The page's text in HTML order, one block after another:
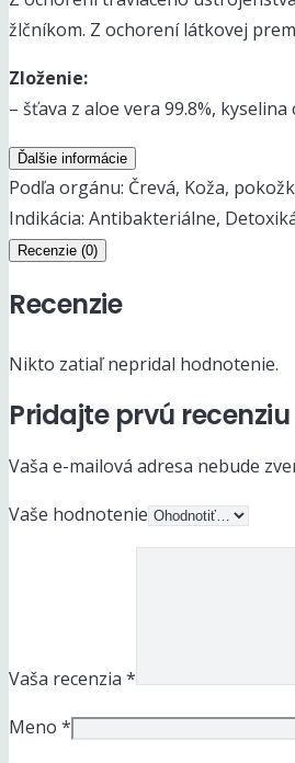
žlčníkom. Z ochorení látkovej
Zloženie:
– šťava z aloe vera 99.8%,
Ďalšie informácie
Podľa orgánu: Črevá, Koža,
Indikácia: Antibakteriálne,
Recenzie (0)
Recenzie
Nikto zatiaľ nepridal hodnotenie.
Pridajte prvú recenziu
Vaša e-mailová adresa nebude
Vaše hodnotenie
Vaša recenzia *
Meno *